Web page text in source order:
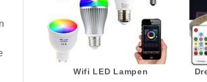
Wifi LED Lampen